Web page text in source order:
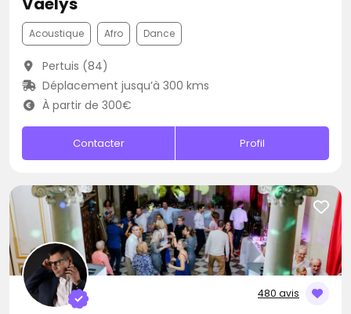
Acoustique Afro Dance
Pertuis (84)
Déplacement jusqu’à 300 kms
À partir de 300€
Contacter Profil
480 avis